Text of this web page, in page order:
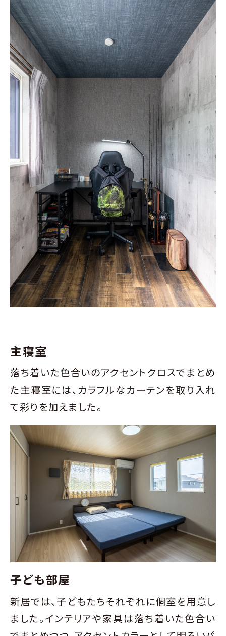
主寝室
落ち着いた色合いのアクセントクロスでまとめ
た主寝室には、カラフルなカーテンを取り入れ
て彩りを加えました。
子ども部屋
新居では、子どもたちそれぞれに個室を用意し
ました。インテリアや家具は落ち着いた色合い